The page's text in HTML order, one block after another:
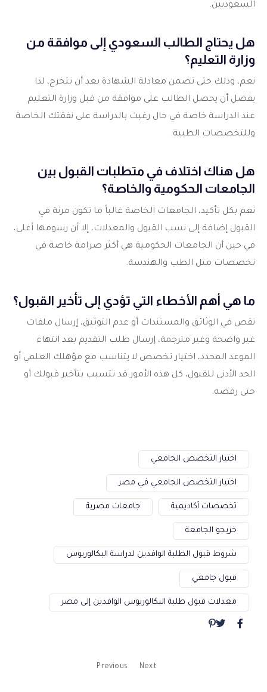
السعوديين.
هل يحتاج الطالب السعودي إلى موافقة من
وزارة التعليم؟
نعم، وذلك حتى تضمن معادلة الشهادة بعد أن تتخرج، لذا
يفضل أن يحصل الطالب على موافقة من قبل وزارة التعليم
عند الدراسة خاصة في حال رغبت بالدراسة على نفقتك الخاصة
وللتخصصات الطبية.
هل هناك اختلاف في متطلبات القبول بين
الجامعات الحكومية والخاصة؟
نعم بكل تأكيد، الجامعات الخاصة غالباً ما تكون مرنة في
القبول إضافة إلى نسب القبول والمعدلات، إلا أن رسومها أعلى،
في حين أن الجامعات الحكومية هي أكثر صرامة خاصة في
تخصصات مثل الطب والهندسة.
ما هي أهم الأخطاء التي تؤدي إلى تأخير القبول؟
نقص في الوثائق والمستندات أو عدم التوثيق، إرسال ملفات
غير واضحة وغير مترجمة، إرسال طلب التقديم بعد انتهاء
الموعد المحدد، اختيار تخصص لا يتناسب مع مؤهلك العلمي أو
الحد الأدنى للقبول، كل هذه الأمور قد تتسبب بتأخير قبولك أو
حتى رفضه.
اختيار التخصص الجامعي
اختيار التخصص الجامعي في مصر
تخصصات أكاديمية جامعات مصرية
خريجو الجامعة
شروط قبول الطلبة الوافدين لدراسة البكالوريوس
قبول جامعي
معدلات قبول طلبة البكالوريوس الوافدين إلى مصر
Previous Next